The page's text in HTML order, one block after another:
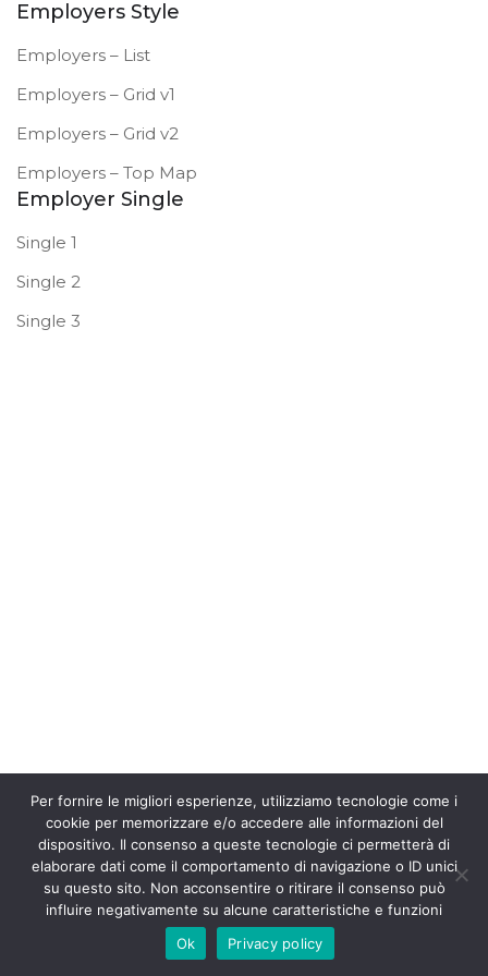
Employers Style
Employers – List
Employers – Grid v1
Employers – Grid v2
Employers – Top Map
Employer Single
Single 1
Single 2
Single 3
Per fornire le migliori esperienze, utilizziamo tecnologie come i
cookie per memorizzare e/o accedere alle informazioni del
dispositivo. Il consenso a queste tecnologie ci permetterà di
elaborare dati come il comportamento di navigazione o ID unici
su questo sito. Non acconsentire o ritirare il consenso può
influire negativamente su alcune caratteristiche e funzioni
Ok
Privacy policy